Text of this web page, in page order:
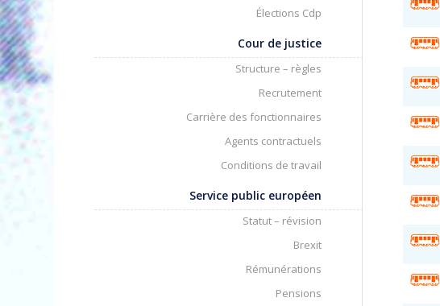
Élections Cdp
Cour de justice
Structure – règles
Recrutement
Carrière des fonctionnaires
Agents contractuels
Conditions de travail
Service public européen
Statut – révision
Brexit
Rémunérations
Pensions